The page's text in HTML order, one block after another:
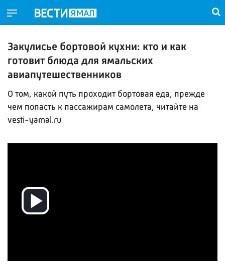
Закулисье бортовой кухни: кто и как
готовит блюда для ямальских
авиапутешественников
О том, какой путь проходит бортовая еда, прежде
чем попасть к пассажирам самолета, читайте на
vesti-yamal.ru
Воспроизвести
видео